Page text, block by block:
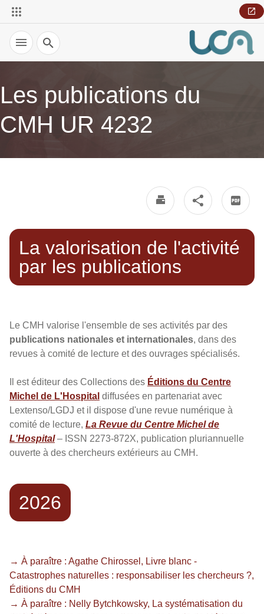
Recherche
Les publications du
CMH UR 4232
La valorisation de l'activité
par les publications
Le CMH valorise l'ensemble de ses activités par des
publications nationales et internationales, dans des
revues à comité de lecture et des ouvrages spécialisés.
Il est éditeur des Collections des Éditions du Centre
Michel de L'Hospital diffusées en partenariat avec
Lextenso/LGDJ et il dispose d'une revue numérique à
comité de lecture, La Revue du Centre Michel de
L'Hospital – ISSN 2273-872X, publication pluriannuelle
ouverte à des chercheurs extérieurs au CMH.
2026
→ À paraître : Agathe Chirossel, Livre blanc -
Catastrophes naturelles : responsabiliser les chercheurs ?,
Éditions du CMH
→ À paraître : Nelly Bytchkowsky, La systématisation du